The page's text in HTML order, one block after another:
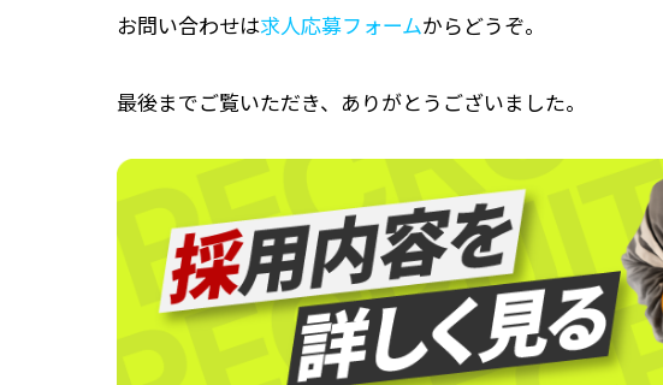
お問い合わせは求人応募フォームからどうぞ。
最後までご覧いただき、ありがとうございました。